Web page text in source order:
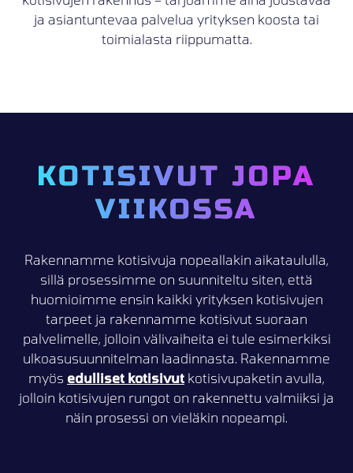
ja asiantuntevaa palvelua yrityksen koosta tai
toimialasta riippumatta.
KOTISIVUT JOPA
VIIKOSSA
Rakennamme kotisivuja nopeallakin aikataululla,
sillä prosessimme on suunniteltu siten, että
huomioimme ensin kaikki yrityksen kotisivujen
tarpeet ja rakennamme kotisivut suoraan
palvelimelle, jolloin välivaiheita ei tule esimerkiksi
ulkoasusuunnitelman laadinnasta. Rakennamme
myös edulliset kotisivut kotisivupaketin avulla,
jolloin kotisivujen rungot on rakennettu valmiiksi ja
näin prosessi on vieläkin nopeampi.